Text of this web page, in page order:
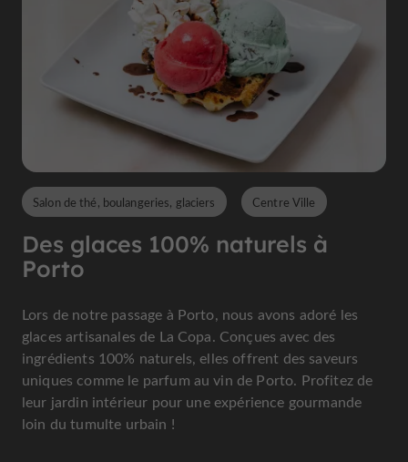
Des glaces 100% naturels à
Porto
Salon de thé, boulangeries, glaciers Centre Ville
Lors de notre passage à Porto, nous avons adoré les
glaces artisanales de La Copa. Conçues avec des
ingrédients 100% naturels, elles offrent des saveurs
uniques comme le parfum au vin de Porto. Profitez de
leur jardin intérieur pour une expérience gourmande
loin du tumulte urbain !